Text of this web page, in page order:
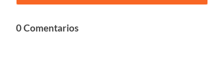
0 Comentarios